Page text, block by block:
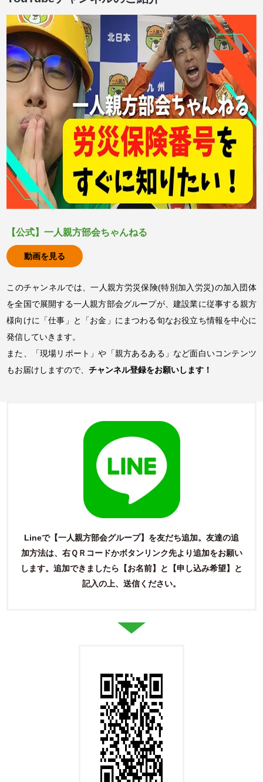
【公式】一人親方部会ちゃんねる
動画を見る
このチャンネルでは、一人親方労災保険(特別加入労災)の加入団体
を全国で展開する一人親方部会グループが、建設業に従事する親方
様向けに「仕事」と「お金」にまつわる旬なお役立ち情報を中心に
発信していきます。
また、「現場リポート」や「親方あるある」など面白いコンテンツ
もお届けしますので、チャンネル登録をお願いします！
Lineで【一人親方部会グループ】を友だち追加。友達の追
加方法は、右ＱＲコードかボタンリンク先より追加をお願い
します。 追加できましたら【お名前】と【申し込み希望】と
記入の上、送信ください。